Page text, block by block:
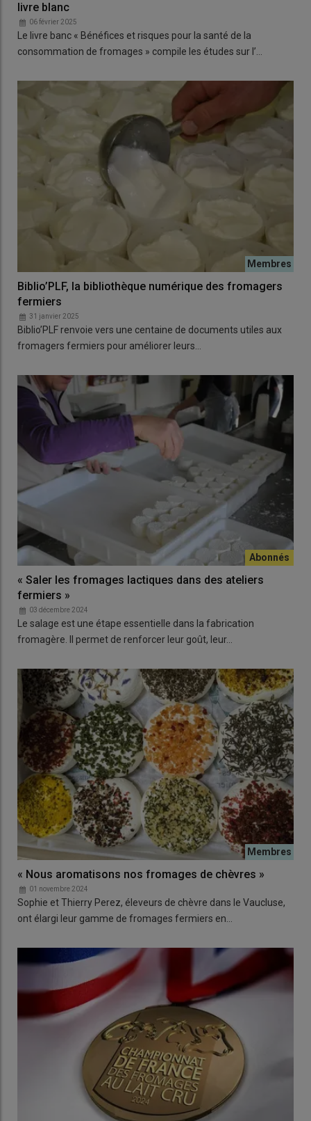
livre blanc
06 février 2025
Le livre banc « Bénéfices et risques pour la santé de la
consommation de fromages » compile les études sur l’…
Biblio’PLF, la bibliothèque numérique des fromagers
fermiers
31 janvier 2025
Biblio’PLF renvoie vers une centaine de documents utiles aux
fromagers fermiers pour améliorer leurs…
« Saler les fromages lactiques dans des ateliers
fermiers »
03 décembre 2024
Le salage est une étape essentielle dans la fabrication
fromagère. Il permet de renforcer leur goût, leur…
« Nous aromatisons nos fromages de chèvres »
01 novembre 2024
Sophie et Thierry Perez, éleveurs de chèvre dans le Vaucluse,
ont élargi leur gamme de fromages fermiers en…